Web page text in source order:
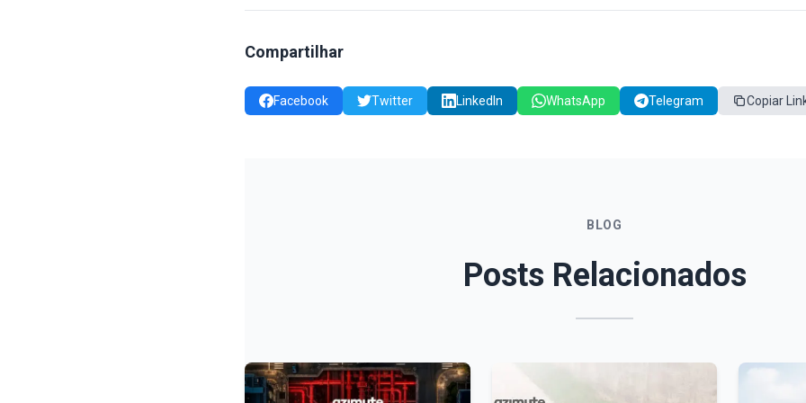
Compartilhar
Facebook Twitter LinkedIn WhatsApp Telegram Copiar
BLOG
Posts Relacionados